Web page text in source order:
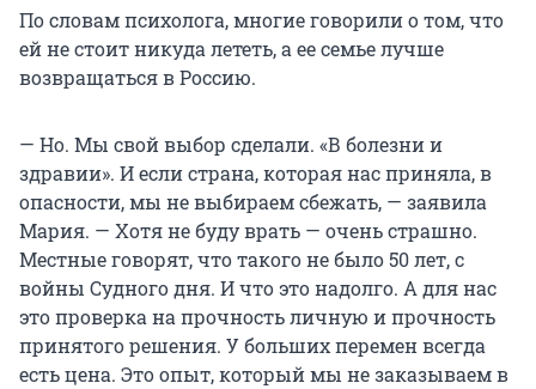
По словам психолога, многие говорили о том, что
ей не стоит никуда лететь, а ее семье лучше
возвращаться в Россию.
— Но. Мы свой выбор сделали. «В болезни и
здравии». И если страна, которая нас приняла, в
опасности, мы не выбираем сбежать, — заявила
Мария. — Хотя не буду врать — очень страшно.
Местные говорят, что такого не было 50 лет, с
войны Судного дня. И что это надолго. А для нас
это проверка на прочность личную и прочность
принятого решения. У больших перемен всегда
есть цена. Это опыт, который мы не заказываем в